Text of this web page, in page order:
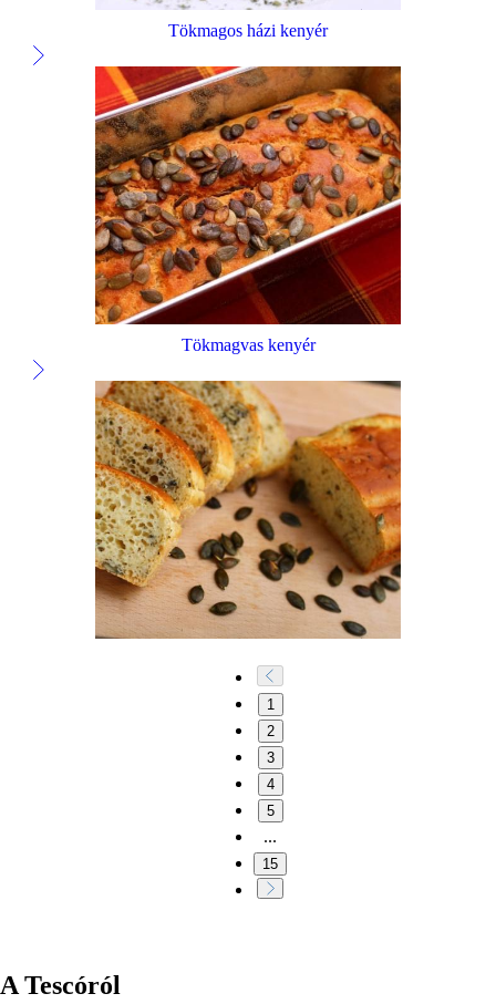
Tökmagos házi kenyér
Tökmagvas kenyér
1
2
3
4
5
...
15
A Tescóról